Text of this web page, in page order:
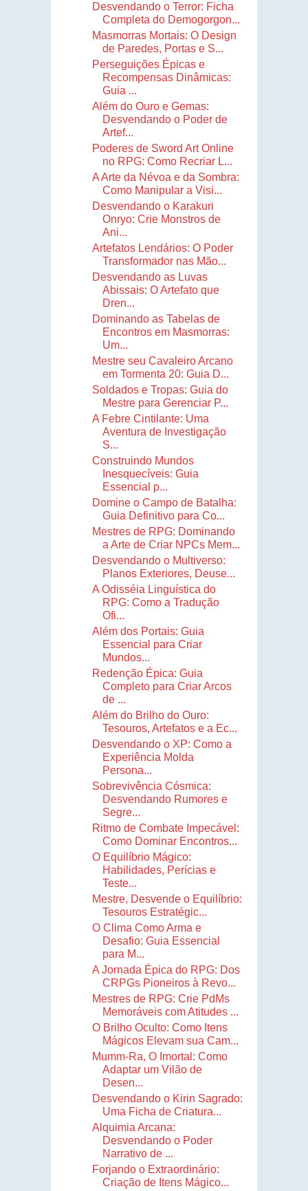
Desvendando o Terror: Ficha
Completa do Demogorgon...
Masmorras Mortais: O Design
de Paredes, Portas e S...
Perseguições Épicas e
Recompensas Dinâmicas:
Guia ...
Além do Ouro e Gemas:
Desvendando o Poder de
Artef...
Poderes de Sword Art Online
no RPG: Como Recriar L...
A Arte da Névoa e da Sombra:
Como Manipular a Visi...
Desvendando o Karakuri
Onryo: Crie Monstros de
Ani...
Artefatos Lendários: O Poder
Transformador nas Mão...
Desvendando as Luvas
Abissais: O Artefato que
Dren...
Dominando as Tabelas de
Encontros em Masmorras:
Um...
Mestre seu Cavaleiro Arcano
em Tormenta 20: Guia D...
Soldados e Tropas: Guia do
Mestre para Gerenciar P...
A Febre Cintilante: Uma
Aventura de Investigação
S...
Construindo Mundos
Inesquecíveis: Guia
Essencial p...
Domine o Campo de Batalha:
Guia Definitivo para Co...
Mestres de RPG: Dominando
a Arte de Criar NPCs Mem...
Desvendando o Multiverso:
Planos Exteriores, Deuse...
A Odisséia Linguística do
RPG: Como a Tradução
Ofi...
Além dos Portais: Guia
Essencial para Criar
Mundos...
Redenção Épica: Guia
Completo para Criar Arcos
de ...
Além do Brilho do Ouro:
Tesouros, Artefatos e a Ec...
Desvendando o XP: Como a
Experiência Molda
Persona...
Sobrevivência Cósmica:
Desvendando Rumores e
Segre...
Ritmo de Combate Impecável:
Como Dominar Encontros...
O Equilíbrio Mágico:
Habilidades, Perícias e
Teste...
Mestre, Desvende o Equilíbrio:
Tesouros Estratégic...
O Clima Como Arma e
Desafio: Guia Essencial
para M...
A Jornada Épica do RPG: Dos
CRPGs Pioneiros à Revo...
Mestres de RPG: Crie PdMs
Memoráveis com Atitudes ...
O Brilho Oculto: Como Itens
Mágicos Elevam sua Cam...
Mumm-Ra, O Imortal: Como
Adaptar um Vilão de
Desen...
Desvendando o Kirin Sagrado:
Uma Ficha de Criatura...
Alquimia Arcana:
Desvendando o Poder
Narrativo de ...
Forjando o Extraordinário:
Criação de Itens Mágico...